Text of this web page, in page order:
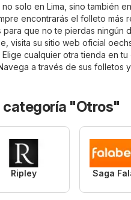
solo en Lima, sino también
encontrarás el folleto más
que no te pierdas ningún
visita su sitio web oficial
cualquier otra tienda en
a través de sus folletos
categoría "Otros"
Ripley Saga